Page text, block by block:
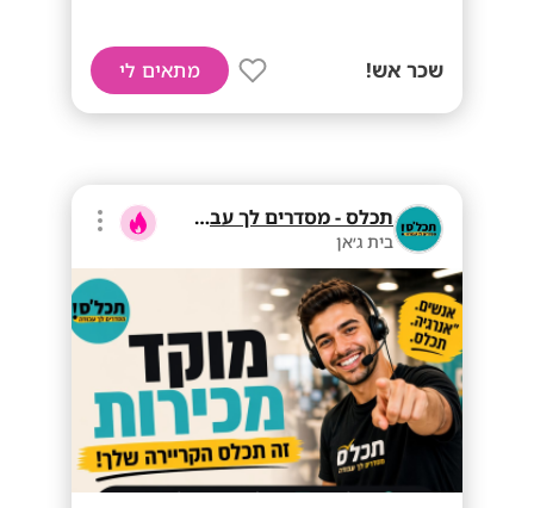
שכר אש! מתאים לי
תכלס - מסדרים לך עבודה
בית ג׳אן